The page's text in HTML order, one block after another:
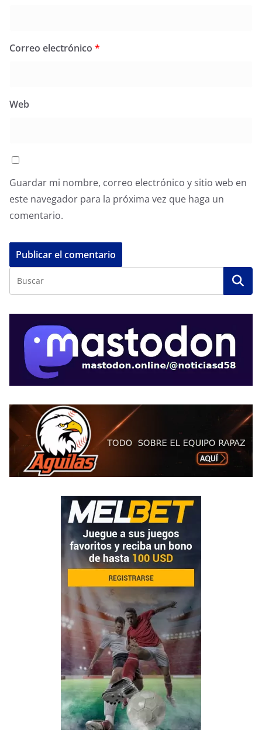
Correo electrónico *
Web
Guardar mi nombre, correo electrónico y sitio web en
este navegador para la próxima vez que haga un
comentario.